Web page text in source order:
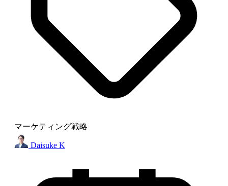
マーケティング戦略
Daisuke K